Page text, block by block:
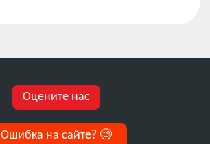
Оцените нас
Ошибка на сайте? 🧐